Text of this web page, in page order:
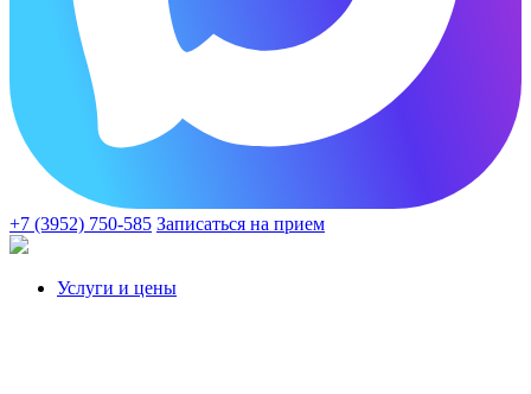
+7 (3952) 750-585 Записаться на прием
Услуги и цены